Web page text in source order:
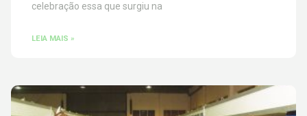
celebração essa que surgiu na
LEIA MAIS »